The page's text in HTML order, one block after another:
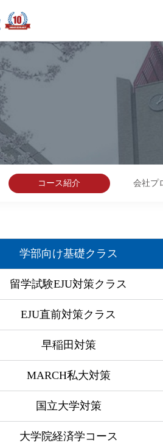
コース紹介 会社プ
学部向け基礎クラス
留学試験EJU対策クラス
EJU直前対策クラス
早稲田対策
MARCH私大対策
国立大学対策
大学院経済学コース